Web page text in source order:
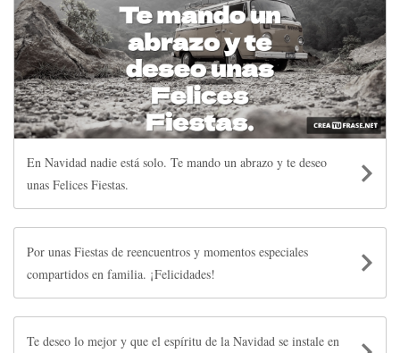
En Navidad nadie está solo. Te mando un abrazo y te deseo
unas Felices Fiestas.
Por unas Fiestas de reencuentros y momentos especiales
compartidos en familia. ¡Felicidades!
Te deseo lo mejor y que el espíritu de la Navidad se instale en